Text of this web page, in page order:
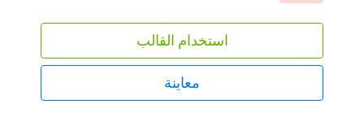
تناسبك. وأخيرًا، يمكنك مشاركة المسودة مع أعضاء فريقك
عبر البريد الإلكتروني.استخدام القالب
معاينة